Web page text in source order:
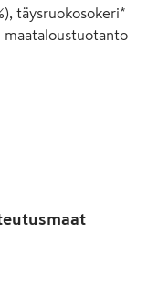
täysruokosokeri*
maataloustuotanto